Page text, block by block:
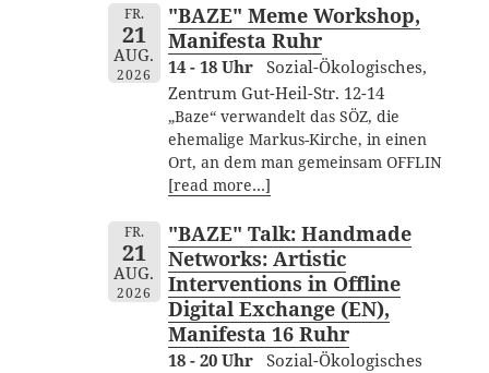
FR.
21
AUG.
2026
"BAZE" Meme Workshop,
Manifesta Ruhr
14 - 18 Uhr
Sozial-Ökologisches,
Zentrum Gut-Heil-Str. 12-14
„Baze“ verwandelt das SÖZ, die
ehemalige Markus-Kirche, in einen
Ort, an dem man gemeinsam OFFLIN
[read more…]
FR.
21
AUG.
2026
"BAZE" Talk: Handmade
Networks: Artistic
Interventions in Offline
Digital Exchange (EN),
Manifesta 16 Ruhr
18 - 20 Uhr
Sozial-Ökologisches